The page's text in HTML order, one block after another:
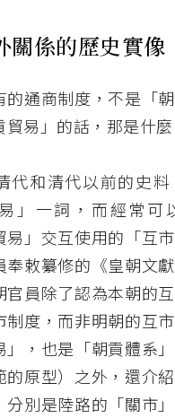
關係的歷史實像
的通商制度，不是「
貿易」的話，那是什麼
代和清代以前的史
易」一詞，而經常可
易」交互使用的「互
奉敕纂修的《皇朝文
官員除了認為本朝的
制度，而非明朝的互
」，也是「朝貢體系
的原型）之外，還介
分別是陸路的「關市